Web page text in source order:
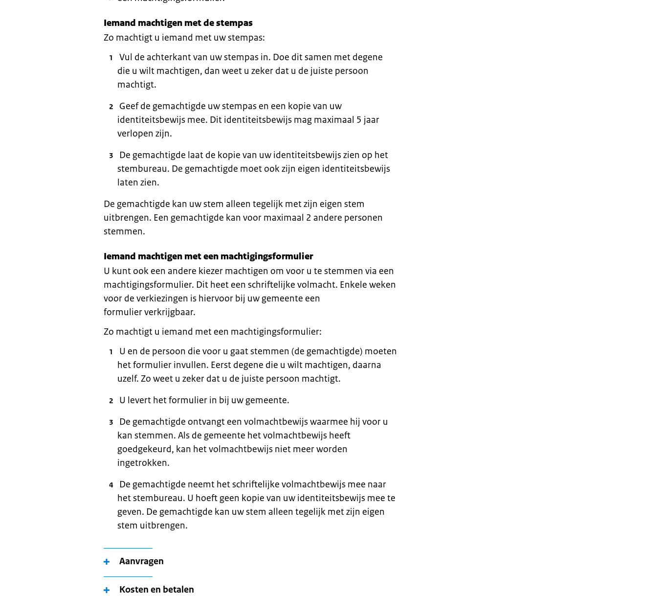
Iemand machtigen met de stempas
Zo machtigt u iemand met uw stempas:
Vul de achterkant van uw stempas in. Doe dit samen met degene
die u wilt machtigen, dan weet u zeker dat u de juiste persoon
machtigt.
Geef de gemachtigde uw stempas en een kopie van uw
identiteitsbewijs mee. Dit identiteitsbewijs mag maximaal 5 jaar
verlopen zijn.
De gemachtigde laat de kopie van uw identiteitsbewijs zien op het
stembureau. De gemachtigde moet ook zijn eigen identiteitsbewijs
laten zien.
De gemachtigde kan uw stem alleen tegelijk met zijn eigen stem
uitbrengen. Een gemachtigde kan voor maximaal 2 andere personen
stemmen.
Iemand machtigen met een machtigingsformulier
U kunt ook een andere kiezer machtigen om voor u te stemmen via een
machtigingsformulier. Dit heet een schriftelijke volmacht. Enkele weken
voor de verkiezingen is hiervoor bij uw gemeente een
formulier verkrijgbaar.
Zo machtigt u iemand met een machtigingsformulier:
U en de persoon die voor u gaat stemmen (de gemachtigde) moeten
het formulier invullen. Eerst degene die u wilt machtigen, daarna
uzelf. Zo weet u zeker dat u de juiste persoon machtigt.
U levert het formulier in bij uw gemeente.
De gemachtigde ontvangt een volmachtbewijs waarmee hij voor u
kan stemmen. Als de gemeente het volmachtbewijs heeft
goedgekeurd, kan het volmachtbewijs niet meer worden
ingetrokken.
De gemachtigde neemt het schriftelijke volmachtbewijs mee naar
het stembureau. U hoeft geen kopie van uw identiteitsbewijs mee te
geven. De gemachtigde kan uw stem alleen tegelijk met zijn eigen
stem uitbrengen.
Aanvragen
Kosten en betalen